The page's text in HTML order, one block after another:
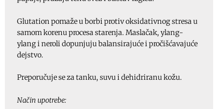
Glutation pomaže u borbi protiv oksidativnog stresa u
samom korenu procesa starenja. Maslačak, ylang-
ylang i neroli dopunjuju balansirajuće i pročišćavajuće
dejstvo.
Preporučuje se za tanku, suvu i dehidriranu kožu.
Način upotrebe: